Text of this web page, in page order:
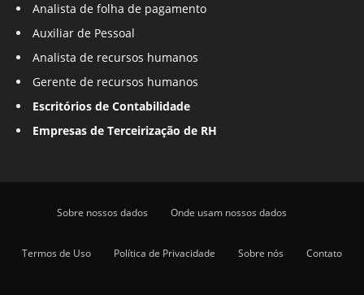
Analista de folha de pagamento
Auxiliar de Pessoal
Analista de recursos humanos
Gerente de recursos humanos
Escritórios de Contabilidade
Empresas de Terceirização de RH
Sobre nossos dados Onde usam nossos dados
Termos de Uso Política de Privacidade Sobre nós Contato